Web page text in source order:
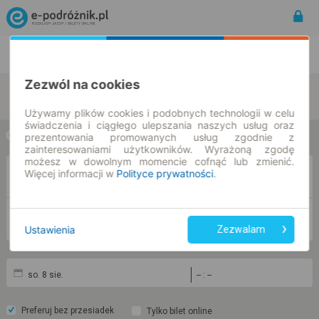
w jedną stronę w obie strony
Z
so. 8 sie. -- : --
Preferuj bez przesiadek Tylko bilet online
Zezwól na cookies
Używamy plików cookies i podobnych technologii w celu
świadczenia i ciągłego ulepszania naszych usług oraz
prezentowania promowanych usług zgodnie z
zainteresowaniami użytkowników. Wyrażoną zgodę
możesz w dowolnym momencie cofnąć lub zmienić.
Więcej informacji w Polityce prywatności.
Ustawienia Zezwalam